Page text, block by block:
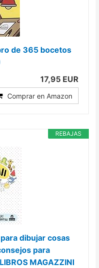
de 365 bocetos
17,95 EUR
Comprar en Amazon
REBAJAS
dibujar cosas
para
MAGAZZINI